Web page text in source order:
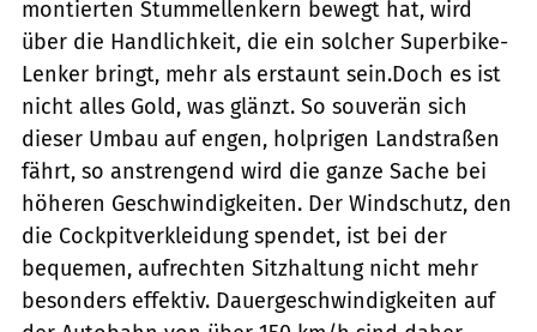
montierten Stummellenkern bewegt hat, wird
über die Handlichkeit, die ein solcher Superbike-
Lenker bringt, mehr als erstaunt sein.Doch es ist
nicht alles Gold, was glänzt. So souverän sich
dieser Umbau auf engen, holprigen Landstraßen
fährt, so anstrengend wird die ganze Sache bei
höheren Geschwindigkeiten. Der Windschutz, den
die Cockpitverkleidung spendet, ist bei der
bequemen, aufrechten Sitzhaltung nicht mehr
besonders effektiv. Dauergeschwindigkeiten auf